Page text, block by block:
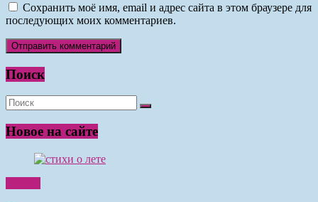
Сохранить моё имя, email и адрес сайта в этом браузере для
последующих моих комментариев.
Поиск
Новое на сайте